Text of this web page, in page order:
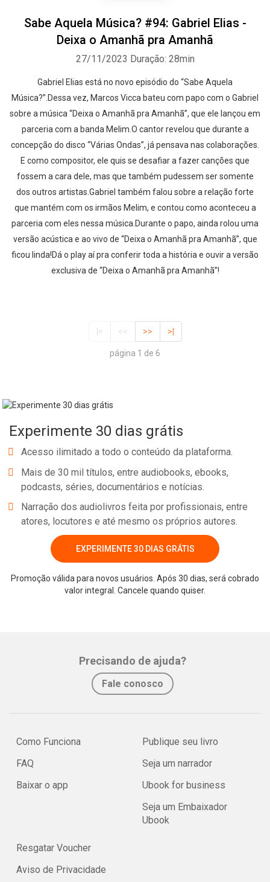
Sabe Aquela Música? #94: Gabriel Elias -
Deixa o Amanhã pra Amanhã
27/11/2023 Duração: 28min
Gabriel Elias está no novo episódio do “Sabe Aquela
Música?”.Dessa vez, Marcos Vicca bateu com papo com o Gabriel
sobre a música “Deixa o Amanhã pra Amanhã”, que ele lançou em
parceria com a banda Melim.O cantor revelou que durante a
concepção do disco “Várias Ondas”, já pensava nas colaborações.
E como compositor, ele quis se desafiar a fazer canções que
fossem a cara dele, mas que também pudessem ser somente
dos outros artistas.Gabriel também falou sobre a relação forte
que mantém com os irmãos Melim, e contou como aconteceu a
parceria com eles nessa música.Durante o papo, ainda rolou uma
versão acústica e ao vivo de “Deixa o Amanhã pra Amanhã”, que
ficou linda!Dá o play aí pra conferir toda a história e ouvir a versão
exclusiva de “Deixa o Amanhã pra Amanhã”!
|< << >> >|
página 1 de 6
Experimente 30 dias grátis
Acesso ilimitado a todo o conteúdo da plataforma.
Mais de 30 mil títulos, entre audiobooks, ebooks,
podcasts, séries, documentários e notícias.
Narração dos audiolivros feita por profissionais, entre
atores, locutores e até mesmo os próprios autores.
EXPERIMENTE 30 DIAS GRÁTIS
Promoção válida para novos usuários. Após 30 dias, será cobrado
valor integral. Cancele quando quiser.
Precisando de ajuda?
Fale conosco
Como Funciona
FAQ
Baixar o app
Publique seu livro
Seja um narrador
Ubook for business
Seja um Embaixador
Ubook
Resgatar Voucher
Aviso de Privacidade